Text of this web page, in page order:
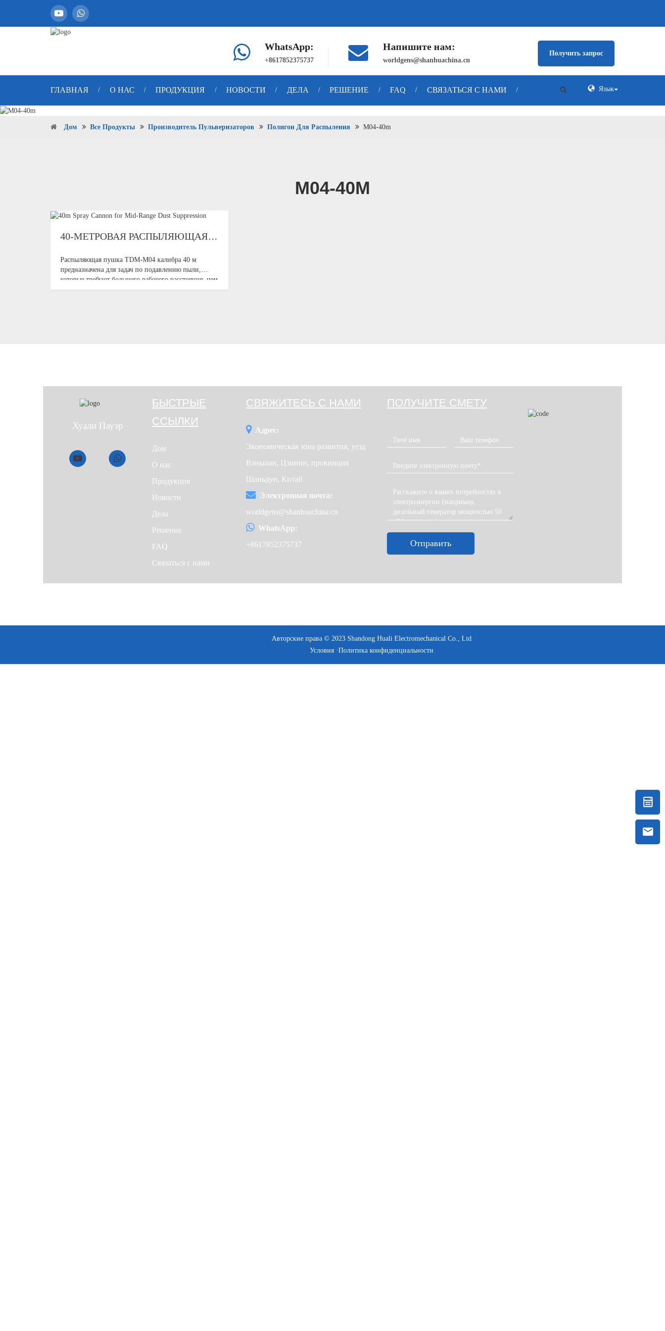
WhatsApp:
+8617852375737
Напишите нам:
worldgens@shanhuachina.cn
Получить запрос
ГЛАВНАЯ / О НАС / ПРОДУКЦИЯ / НОВОСТИ / ДЕЛА / РЕШЕНИЕ / FAQ / СВЯЗАТЬСЯ С НАМИ / Язык
Дом Все Продукты Производитель Пульверизаторов Полигон Для Распыления M04-40m
M04-40M
40-МЕТРОВАЯ РАСПЫЛЯЮЩАЯ ПУШКА ДЛЯ ПОДАВЛЕНИЯ ПЫЛИ НА СРЕДНЕЙ ДИСТАНЦИИ
Распыляющая пушка TDM-M04 калибра 40 м
предназначена для задач по подавлению пыли,
которые требуют большего рабочего расстояния, чем
небольшая противотуманная пушка ближнего боя,
Хуали Пауэр
БЫСТРЫЕ
ССЫЛКИ
Дом
О нас
Продукция
Новости
Дела
Решение
FAQ
Связаться с нами
СВЯЖИТЕСЬ С НАМИ
Адрес:
Экономическая зона развития, уезд
Вэньшан, Цзинин, провинция
Шаньдун, Китай
Электронная почта:
worldgens@shanhuachina.cn
WhatsApp:
+8617852375737
ПОЛУЧИТЕ СМЕТУ
Отправить
Авторские права © 2023 Shandong Huali Electromechanical Co., Ltd
Условия ·Политика конфиденциальности